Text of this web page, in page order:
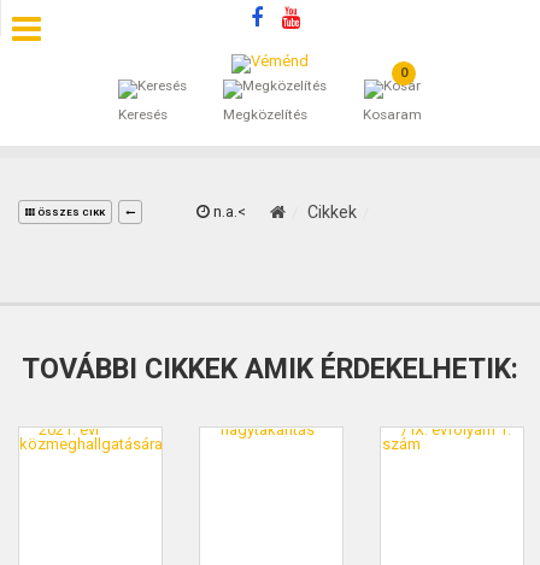
Keresés Megközelítés
0
Kosaram
SZÁLLÁSOK
ÁLTALÁNOS SZERZŐDÉSI FELTÉTELEK
ÖSSZES CIKK n.a.< Cikkek
TOVÁBBI CIKKEK AMIK ÉRDEKELHETIK: